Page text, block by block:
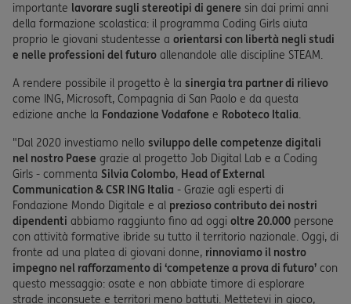
importante lavorare sugli stereotipi di genere sin dai primi anni
della formazione scolastica: il programma Coding Girls aiuta
proprio le giovani studentesse a orientarsi con libertà negli studi
e nelle professioni del futuro allenandole alle discipline STEAM.
A rendere possibile il progetto è la sinergia tra partner di rilievo
come ING, Microsoft, Compagnia di San Paolo e da questa
edizione anche la Fondazione Vodafone e Roboteco Italia.
"Dal 2020 investiamo nello sviluppo delle competenze digitali
nel nostro Paese grazie al progetto Job Digital Lab e a Coding
Girls - commenta Silvia Colombo, Head of External
Communication & CSR ING Italia - Grazie agli esperti di
Fondazione Mondo Digitale e al prezioso contributo dei nostri
dipendenti abbiamo raggiunto fino ad oggi oltre 20.000 persone
con attività formative ibride su tutto il territorio nazionale. Oggi, di
fronte ad una platea di giovani donne, rinnoviamo il nostro
impegno nel rafforzamento di ‘competenze a prova di futuro’ con
questo messaggio: osate e non abbiate timore di esplorare
strade inconsuete e territori meno battuti. Mettetevi in gioco,